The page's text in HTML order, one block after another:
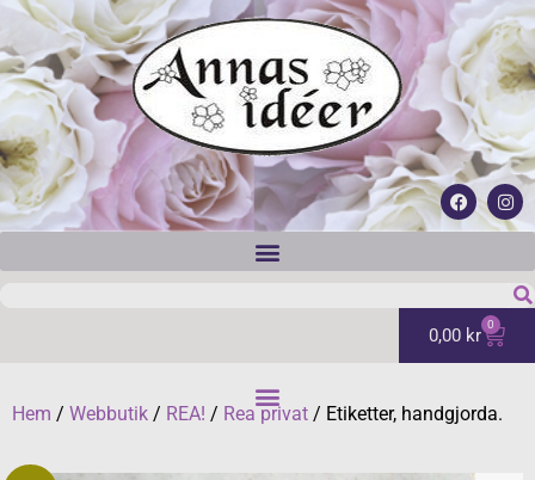
0,00 kr 0
Hem / Webbutik / REA! / Rea privat / Etiketter, handgjorda.